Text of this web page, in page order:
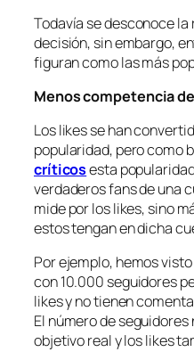
Todavía se desconoce
decisión, sin embargo,
figuran como las más
Menos competencia
Loslikesse han
popularidad, pero como
críticosesta
verdaderos fans de una
mide por loslikes, sino
estos tengan en dicha
Por ejemplo, hemos
con 10.000 seguidores
likesy no tienen
El número de
objetivo real y loslikes